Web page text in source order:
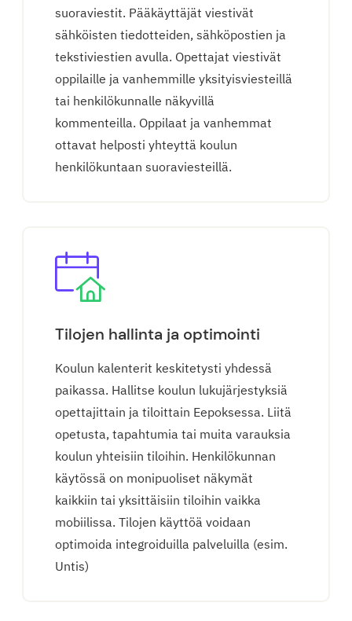
suoraviestit. Pääkäyttäjät viestivät
sähköisten tiedotteiden, sähköpostien ja
tekstiviestien avulla. Opettajat viestivät
oppilaille ja vanhemmille yksityisviesteillä
tai henkilökunnalle näkyvillä
kommenteilla. Oppilaat ja vanhemmat
ottavat helposti yhteyttä koulun
henkilökuntaan suoraviesteillä.
Tilojen hallinta ja optimointi
Koulun kalenterit keskitetysti yhdessä
paikassa. Hallitse koulun lukujärjestyksiä
opettajittain ja tiloittain Eepoksessa. Liitä
opetusta, tapahtumia tai muita varauksia
koulun yhteisiin tiloihin. Henkilökunnan
käytössä on monipuoliset näkymät
kaikkiin tai yksittäisiin tiloihin vaikka
mobiilissa. Tilojen käyttöä voidaan
optimoida integroiduilla palveluilla (esim.
Untis)